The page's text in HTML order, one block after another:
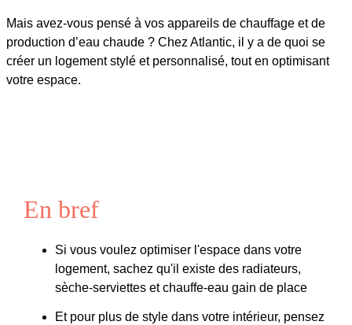
Mais avez-vous pensé à vos appareils de chauffage et de
production d’eau chaude ? Chez Atlantic, il y a de quoi se
créer un logement stylé et personnalisé, tout en optimisant
votre espace.
En bref
Si vous voulez optimiser l'espace dans votre
logement, sachez qu'il existe des radiateurs,
sèche-serviettes et chauffe-eau gain de place
Et pour plus de style dans votre intérieur, pensez